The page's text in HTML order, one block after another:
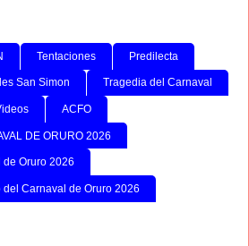
Tentaciones Predilecta
San Simon Tragedia del Carnaval
ACFO
DE ORURO 2026
de Oruro 2026
Carnaval de Oruro 2026